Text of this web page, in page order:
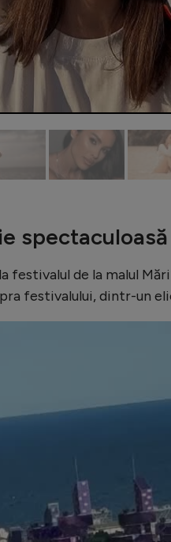
festivalul de la malul
festivalului, dintr-un